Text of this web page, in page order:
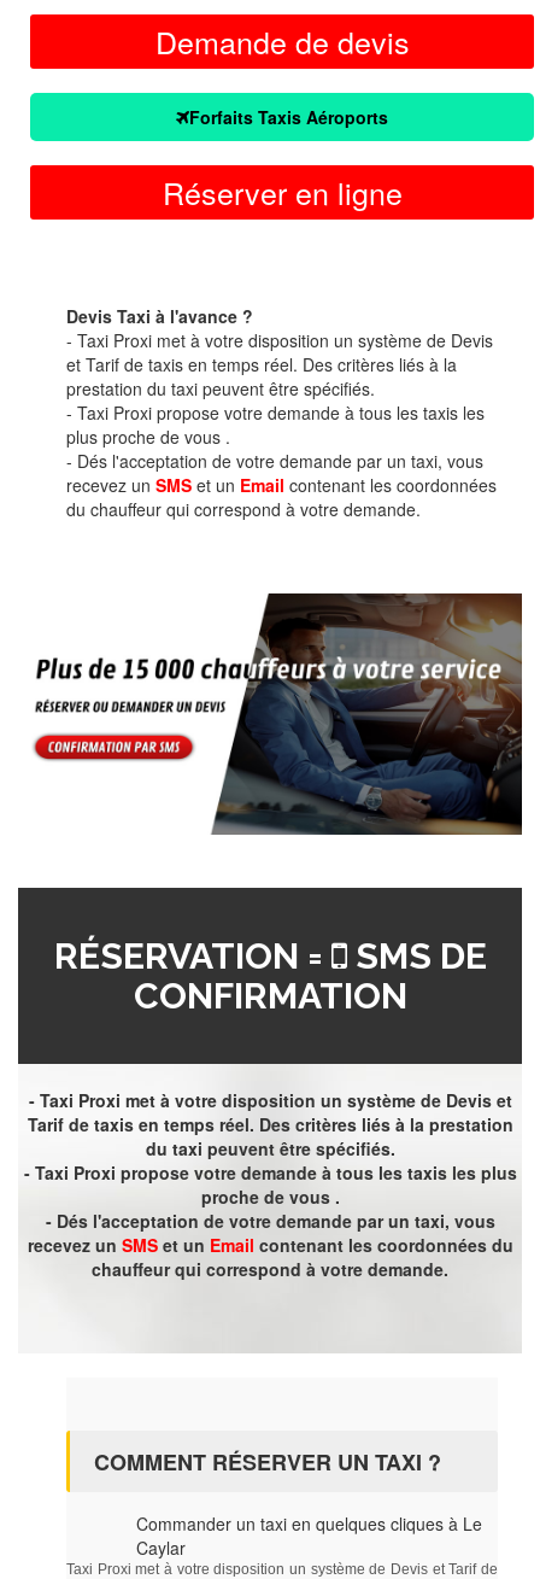
Demande de devis
Forfaits Taxis Aéroports
Réserver en ligne
Devis Taxi à l'avance ?
- Taxi Proxi met à votre disposition un système de Devis
et Tarif de taxis en temps réel. Des critères liés à la
prestation du taxi peuvent être spécifiés.
- Taxi Proxi propose votre demande à tous les taxis les
plus proche de vous .
- Dés l'acceptation de votre demande par un taxi, vous
recevez un SMS et un Email contenant les coordonnées
du chauffeur qui correspond à votre demande.
RÉSERVATION =
SMS DE
CONFIRMATION
- Taxi Proxi met à votre disposition un système de Devis et
Tarif de taxis en temps réel. Des critères liés à la prestation
du taxi peuvent être spécifiés.
- Taxi Proxi propose votre demande à tous les taxis les plus
proche de vous .
- Dés l'acceptation de votre demande par un taxi, vous
recevez un SMSet un Email contenant les coordonnées du
chauffeur qui correspond à votre demande.
COMMENT RÉSERVER UN TAXI ?
Commander un taxi en quelques cliques à Le
Caylar
Taxi Proxi met à votre disposition un système de Devis et Tarif de